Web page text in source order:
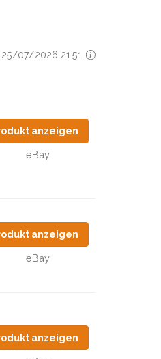
07/2026 21:51
anzeigen
eBay
anzeigen
eBay
anzeigen